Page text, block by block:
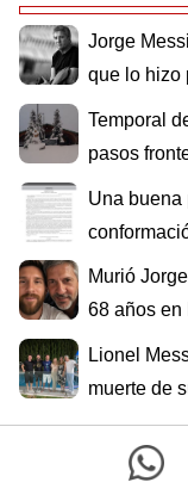
Jorge
que lo hizo
Temporal
pasos
Una buena
Murió
68 años en
Lionel
muerte de